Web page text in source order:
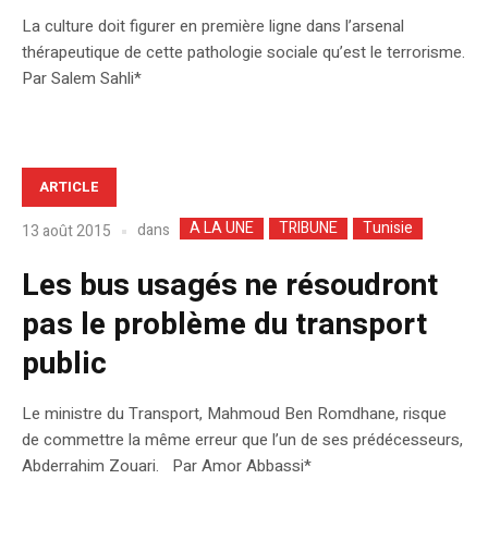
La culture doit figurer en première ligne dans l’arsenal
thérapeutique de cette pathologie sociale qu’est le terrorisme.
Par Salem Sahli*
ARTICLE
13 août 2015 dans A LA UNE TRIBUNE Tunisie
Les bus usagés ne résoudront
pas le problème du transport
public
Le ministre du Transport, Mahmoud Ben Romdhane, risque
de commettre la même erreur que l’un de ses prédécesseurs,
Abderrahim Zouari. Par Amor Abbassi*